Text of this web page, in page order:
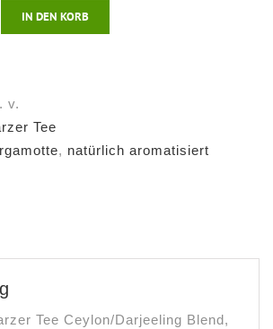
IN DEN KORB
v.
Tee
, natürlich aromatisiert
Tee Ceylon/Darjeeling Blend,